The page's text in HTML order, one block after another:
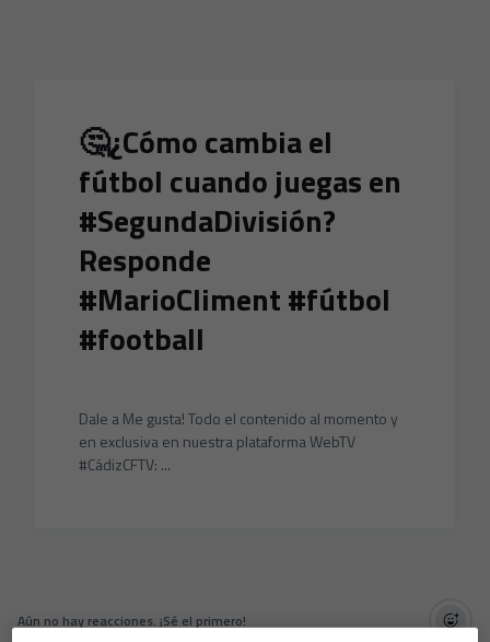
🤔¿Cómo cambia el
fútbol cuando juegas en
#SegundaDivisión?
Responde
#MarioCliment #fútbol
#football
Dale a Me gusta! Todo el contenido al momento y
en exclusiva en nuestra plataforma WebTV
#CádizCFTV: ...
Aún no hay reacciones. ¡Sé el primero!